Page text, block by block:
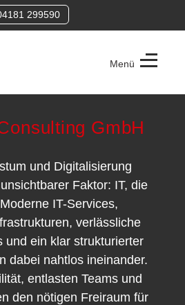
299590
Menü
GmbH
und Digitalisierung
Faktor: IT, die
IT-Services,
verlässliche
und ein klar strukturierter
dabei nahtlos ineinander.
entlasten Teams und
den nötigen Freiraum für